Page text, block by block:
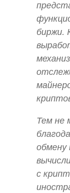
биржи.
Тем не
обмену
с